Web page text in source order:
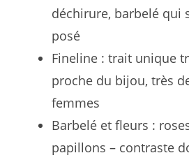
déchirure, barbelé qui
posé
Fineline : trait unique
proche du bijou, très
femmes
Barbelé et fleurs :
papillons – contraste